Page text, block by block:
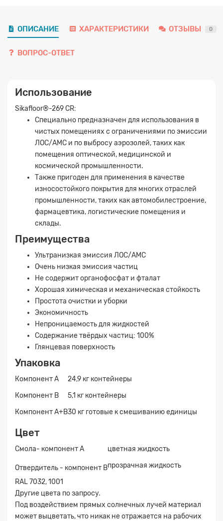
ОПИСАНИЕ ХАРАКТЕРИСТИКИ ОТЗЫВЫ 0
ВОПРОС-ОТВЕТ
Использование
Sikafloor®-269 CR:
Специально предназначен для использования в
чистых помещениях с ограничениями по эмиссии
ЛОС/АМС и по выбросу аэрозолей, таких как
помещения оптической, медицинской и
космической промышленности.
Также пригоден для применения в качестве
износостойкого покрытия для многих отраслей
промышленности, таких как автомобилестроение,
фармацевтика, логистические помещения и
склады.
Преимущества
Ультранизкая эмиссия ЛОС/АМС
Очень низкая эмиссия частиц
Не содержит органофосфат и фталат
Хорошая химическая и механическая стойкость
Простота очистки и уборки
Экономичность
Непроницаемость для жидкостей
Содержание твёрдых частиц: 100%
Глянцевая поверхность
Упаковка
Компонент A
24,9 кг контейнеры
Компонент B
5,1 кг контейнеры
Компонент A+B30 кг готовые к смешиванию единицы
Цвет
Смола- компонент A цветная жидкость
Отвердитель - компонент Bпрозрачная жидкость
RAL 7032, 1001
Другие цвета по запросу.
Под воздействием прямых солнечных лучей материал
может выцветать, что никак не отражается на рабочих